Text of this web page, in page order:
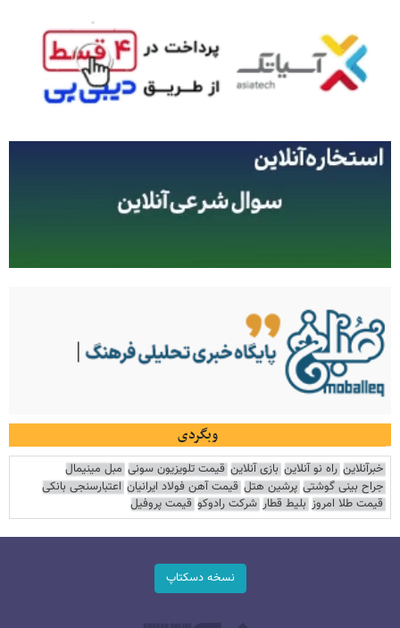
وبگردی
خبرآنلاین راه نو آنلاین بازی آنلاین قیمت تلویزیون سونی مبل مینیمال
جراح بینی گوشتی پرشین هتل قیمت آهن فولاد ایرانیان اعتبارسنجی بانکی
قیمت طلا امروز بلیط قطار شرکت رادوکو قیمت پروفیل
نسخه دسکتاپ